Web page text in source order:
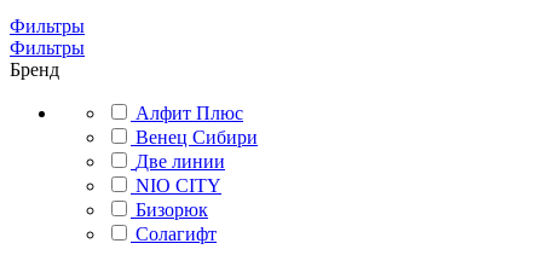
Фильтры
Фильтры
Бренд
Алфит Плюс
Венец Сибири
Две линии
NIO CITY
Бизорюк
Солагифт